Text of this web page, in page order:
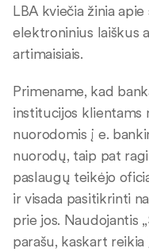
LBA kviečia žinia
elektroninius laiškus
artimaisiais.
Primename, kad
institucijos klientams
nuorodomis į e.
nuorodų, taip pat
paslaugų teikėjo
ir visada pasitikrinti
prie jos. Naudojantis
parašu, kaskart